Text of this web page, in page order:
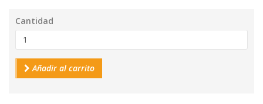
Cantidad
Añadir al carrito